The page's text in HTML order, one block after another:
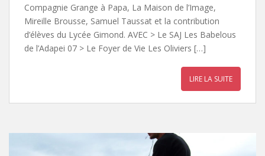
Compagnie Grange à Papa, La Maison de l’Image,
Mireille Brousse, Samuel Taussat et la contribution
d’élèves du Lycée Gimond. AVEC > Le SAJ Les Babelous
de l’Adapei 07 > Le Foyer de Vie Les Oliviers […]
LIRE LA SUITE